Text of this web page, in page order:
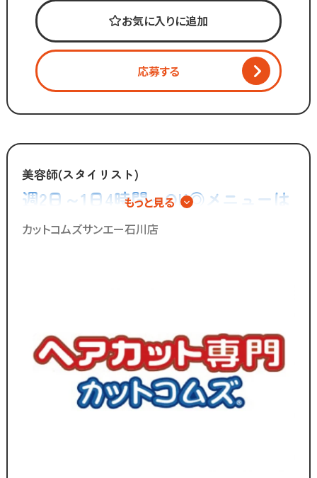
「美容師の仕事は好きだけど
長時間労働＋低賃金で転職したい...」
「物価ばかり上がって
給与は上がらず生活に余裕がない」
「手荒れやノルマがキツイ」
そんな働き方はもう古い。
カット専門店の「カットコムズ」。
「今より稼げるけど、ホワイトな労働環境」
で一緒に働きませんか？
ブランクがあっても大丈夫！
数多くのスタッフ教育をしてきた
ノウハウによる安心の教育制度あり。
お気に入りに追加
応募する
美容師(スタイリスト)
週2日～1日4時間～OK◎メニューは
カットのみ◎シャンプーやカラー、
もっと見る
カットコムズサンエー石川店